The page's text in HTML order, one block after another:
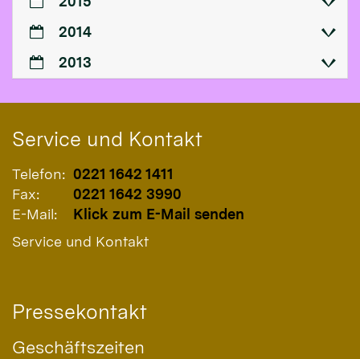
2014
2013
Service und Kontakt
Telefon: 0221 1642 1411
Fax:
0221 1642 3990
E-Mail:
Klick zum E-Mail senden
Service und Kontakt
Pressekontakt
Geschäftszeiten